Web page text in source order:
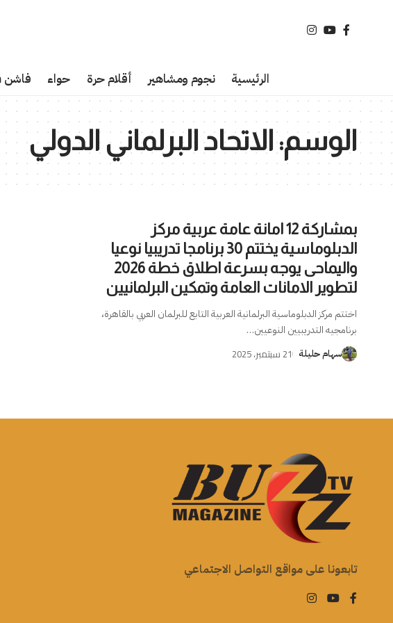
الرئيسية نجوم ومشاهير أقلام حرة حواء فاشن fashion
الوسم: الاتحاد البرلماني الدولي
بمشاركة 12 امانة عامة عربية مركز
الدبلوماسية يختتم 30 برنامجا تدريبيا نوعيا
واليماحى يوجه بسرعة اطلاق خطة 2026
لتطوير الامانات العامة وتمكين البرلمانيين
اختتم مركز الدبلوماسية البرلمانية العربية التابع للبرلمان العربي بالقاهرة،
برنامجيه التدريبيين النوعيين…
سهام حليلة 21 سبتمبر، 2025
تابعونا على مواقع التواصل الاجتماعي